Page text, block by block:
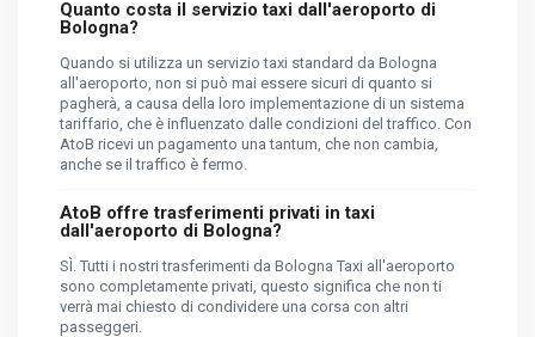
Quanto costa il servizio taxi dall'aeroporto di
Bologna?
Quando si utilizza un servizio taxi standard da Bologna
all'aeroporto, non si può mai essere sicuri di quanto si
pagherà, a causa della loro implementazione di un sistema
tariffario, che è influenzato dalle condizioni del traffico. Con
AtoB ricevi un pagamento una tantum, che non cambia,
anche se il traffico è fermo.
AtoB offre trasferimenti privati ​​in taxi
dall'aeroporto di Bologna?
SÌ. Tutti i nostri trasferimenti da Bologna Taxi all'aeroporto
sono completamente privati, questo significa che non ti
verrà mai chiesto di condividere una corsa con altri
passeggeri.